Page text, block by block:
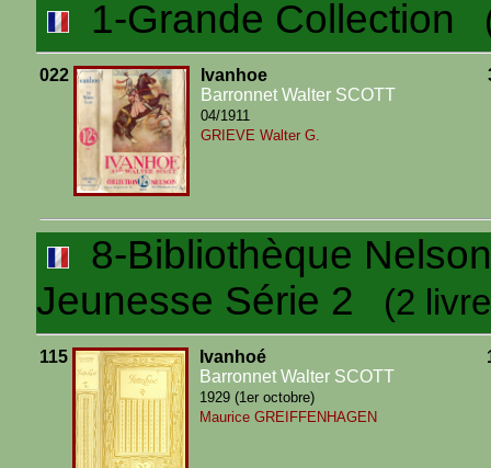
1-Grande Collection
022
Ivanhoe
Barronnet Walter SCOTT
04/1911
GRIEVE Walter G.
8-Bibliothèque
Jeunesse Série 2 (2
115
Ivanhoé
Barronnet Walter SCOTT
1929 (1er octobre)
Maurice GREIFFENHAGEN